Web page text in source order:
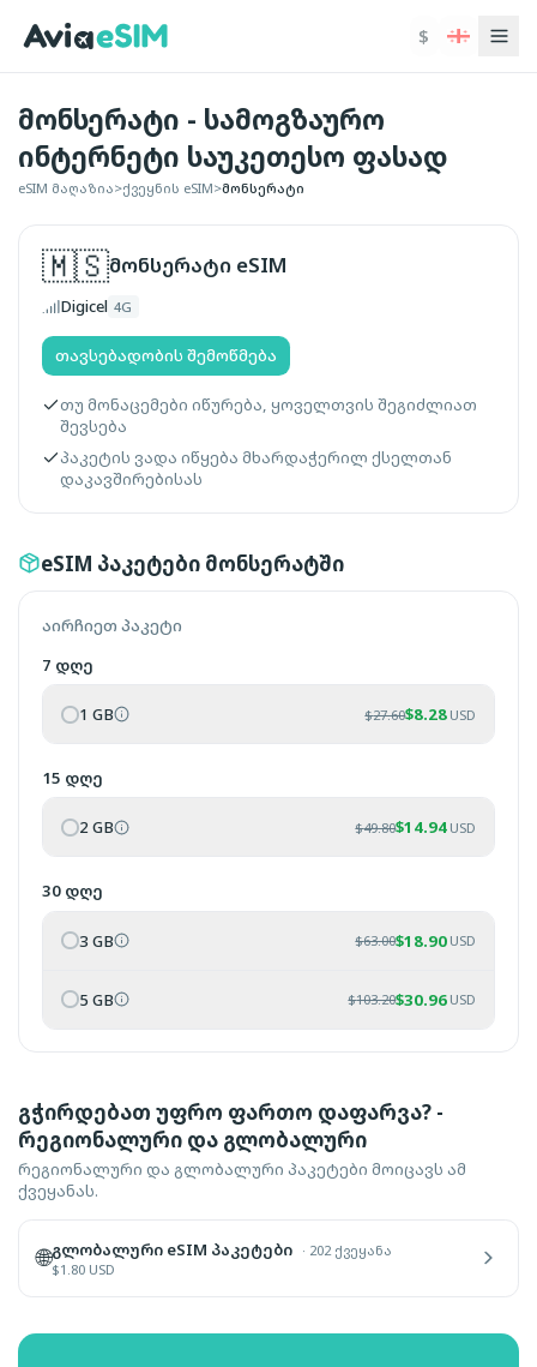
$
მონსერატი - სამოგზაურო
ინტერნეტი საუკეთესო ფასად
eSIM მაღაზია>ქვეყნის eSIM>მონსერატი
🇲🇸მონსერატიeSIM
Digicel 4G
თავსებადობის შემოწმება
თუ მონაცემები იწურება, ყოველთვის შეგიძლიათ
შევსება
პაკეტის ვადა იწყება მხარდაჭერილ ქსელთან
დაკავშირებისას
eSIM პაკეტები მონსერატში
აირჩიეთ პაკეტი
7 დღე
1 GB $27.60$8.28 USD
15 დღე
2 GB $49.80$14.94 USD
30 დღე
3 GB $63.00$18.90 USD
5 GB $103.20$30.96 USD
გჭირდებათ უფრო ფართო დაფარვა? -
რეგიონალური და გლობალური
რეგიონალური და გლობალური პაკეტები მოიცავს ამ
ქვეყანას.
🌐გლობალური eSIM პაკეტები · 202 ქვეყანა
$1.80 USD